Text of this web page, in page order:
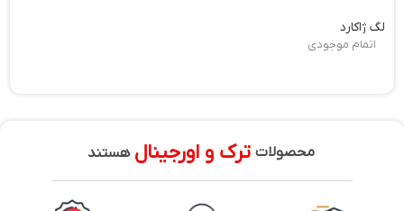
لگ ژاکارد
اتمام موجودی
محصولات ترک و اورجینال هستند